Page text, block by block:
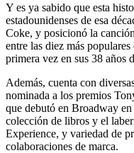
Y es ya sabido que esta
estadounidenses de esa
Coke, y posicionó la
entre las diez más
primera vez en sus 38 años
Además, cuenta con
nominada a los premios
que debutó en Broadway
colección de libros y el
Experience, y variedad de
colaboraciones de marca.